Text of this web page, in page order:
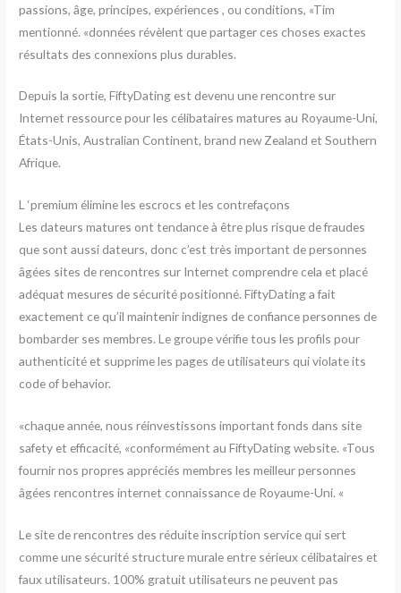
passions, âge, principes, expériences , ou conditions, «Tim
mentionné. «données révèlent que partager ces choses exactes
résultats des connexions plus durables.
Depuis la sortie, FiftyDating est devenu une rencontre sur
Internet ressource pour les célibataires matures au Royaume-Uni,
États-Unis, Australian Continent, brand new Zealand et Southern
Afrique.
L ‘premium élimine les escrocs et les contrefaçons
Les dateurs matures ont tendance à être plus risque de fraudes
que sont aussi dateurs, donc c’est très important de personnes
âgées sites de rencontres sur Internet comprendre cela et placé
adéquat mesures de sécurité positionné. FiftyDating a fait
exactement ce qu’il maintenir indignes de confiance personnes de
bombarder ses membres. Le groupe vérifie tous les profils pour
authenticité et supprime les pages de utilisateurs qui violate its
code of behavior.
«chaque année, nous réinvestissons important fonds dans site
safety et efficacité, «conformément au FiftyDating website. «Tous
fournir nos propres appréciés membres les meilleur personnes
âgées rencontres internet connaissance de Royaume-Uni. «
Le site de rencontres des réduite inscription service qui sert
comme une sécurité structure murale entre sérieux célibataires et
faux utilisateurs. 100% gratuit utilisateurs ne peuvent pas